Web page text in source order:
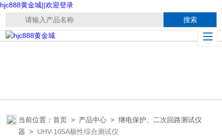
hjc888黄金城||欢迎登录
当前位置：首页 > 产品中心 >继电保护、二次回路测试仪
器 > UHV-105A极性综合测试仪